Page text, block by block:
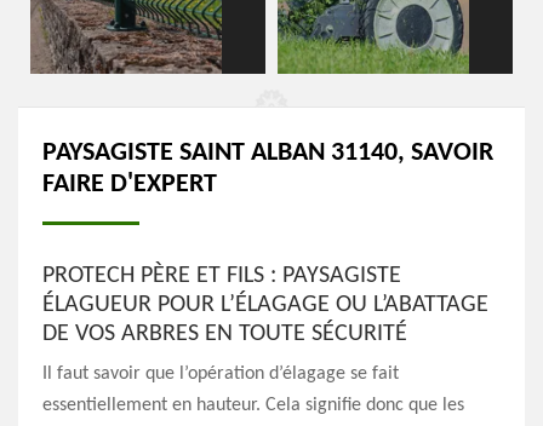
PAYSAGISTE SAINT ALBAN 31140, SAVOIR
FAIRE D'EXPERT
PROTECH PÈRE ET FILS : PAYSAGISTE
ÉLAGUEUR POUR L’ÉLAGAGE OU L’ABATTAGE
DE VOS ARBRES EN TOUTE SÉCURITÉ
Il faut savoir que l’opération d’élagage se fait
essentiellement en hauteur. Cela signifie donc que les